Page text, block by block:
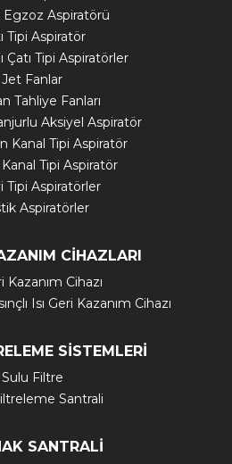
Aspiratörü
Tipi Aspiratör
Çatı Tipi Aspiratörler
Jet Fanlar
Tahliye Fanları
Aksiyel Aspiratör
Kanal Tipi Aspiratör
Tipi Aspiratör
Tipi Aspiratörler
Aspiratörler
CİHAZLARI
Kazanım Cihazı
Isı Geri Kazanım Cihazı
SİSTEMLERİ
Sulu Filtre
Santrali
SANTRALİ